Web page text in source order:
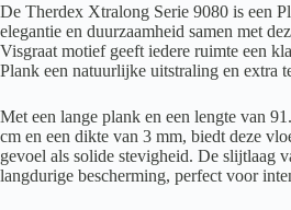
De Therdex Xtralong Serie 9080 is een
elegantie en duurzaamheid samen met
Visgraat motief geeft iedere ruimte een
Plank een natuurlijke uitstraling en extra
Met een lange plank en een lengte van
cm en een dikte van 3 mm, biedt deze
gevoel als solide stevigheid. De slijtlaag
langdurige bescherming, perfect voor